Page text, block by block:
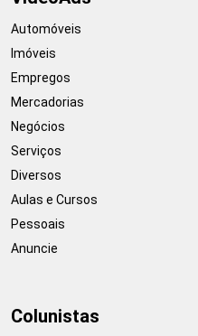
Automóveis
Imóveis
Empregos
Mercadorias
Negócios
Serviços
Diversos
Aulas e Cursos
Pessoais
Anuncie
Colunistas